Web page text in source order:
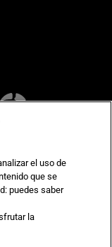
el uso de
que se
puedes saber
la